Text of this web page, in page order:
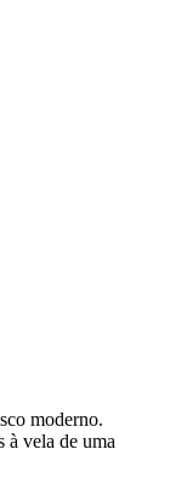
moderno.
à vela de uma